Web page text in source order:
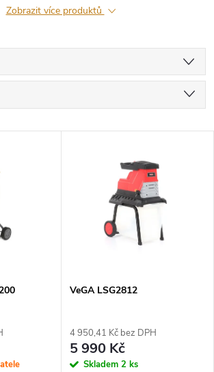
Zobrazit více produktů
VeGA LSG2812
4 950,41 Kč bez DPH
5 990 Kč
Skladem 2 ks